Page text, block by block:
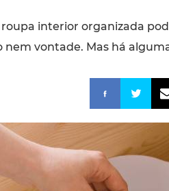
interior organizada
vontade. Mas há